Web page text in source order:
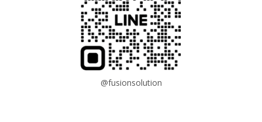
@fusionsolution